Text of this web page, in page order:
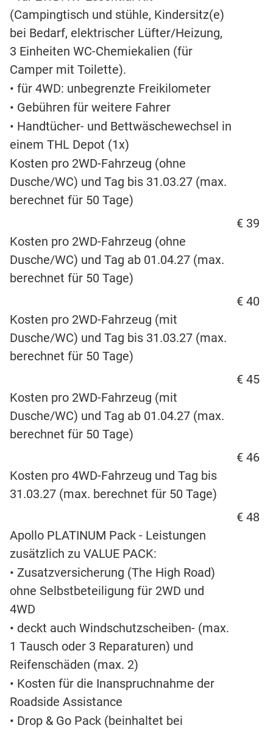
(Campingtisch und stühle, Kindersitz(e)
bei Bedarf, elektrischer Lüfter/Heizung,
3 Einheiten WC-Chemiekalien (für
Camper mit Toilette).
• für 4WD: unbegrenzte Freikilometer
• Gebühren für weitere Fahrer
• Handtücher- und Bettwäschewechsel in
einem THL Depot (1x)
Kosten pro 2WD-Fahrzeug (ohne
Dusche/WC) und Tag bis 31.03.27 (max.
berechnet für 50 Tage)
€ 39
Kosten pro 2WD-Fahrzeug (ohne
Dusche/WC) und Tag ab 01.04.27 (max.
berechnet für 50 Tage)
€ 40
Kosten pro 2WD-Fahrzeug (mit
Dusche/WC) und Tag bis 31.03.27 (max.
berechnet für 50 Tage)
€ 45
Kosten pro 2WD-Fahrzeug (mit
Dusche/WC) und Tag ab 01.04.27 (max.
berechnet für 50 Tage)
€ 46
Kosten pro 4WD-Fahrzeug und Tag bis
31.03.27 (max. berechnet für 50 Tage)
€ 48
Apollo PLATINUM Pack - Leistungen
zusätzlich zu VALUE PACK:
• Zusatzversicherung (The High Road)
ohne Selbstbeteiligung für 2WD und
4WD
• deckt auch Windschutzscheiben- (max.
1 Tausch oder 3 Reparaturen) und
Reifenschäden (max. 2)
• Kosten für die Inanspruchnahme der
Roadside Assistance
• Drop & Go Pack (beinhaltet bei